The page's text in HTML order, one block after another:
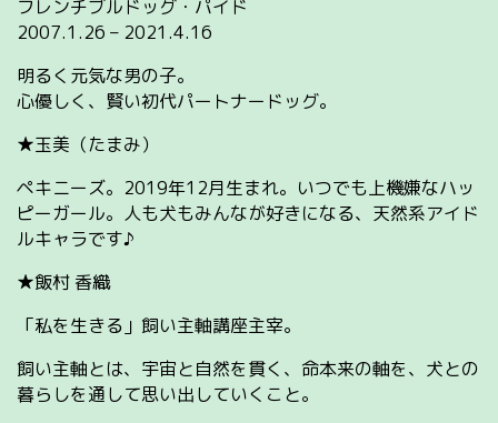
フレンチブルドッグ・パイド
2007.1.26 – 2021.4.16
明るく元気な男の子。
心優しく、賢い初代パートナードッグ。
★玉美（たまみ）
ペキニーズ。2019年12月生まれ。いつでも上機嫌なハッ
ピーガール。人も犬もみんなが好きになる、天然系アイド
ルキャラです♪
★飯村 香織
「私を生きる」飼い主軸講座主宰。
飼い主軸とは、宇宙と自然を貫く、命本来の軸を、犬との
暮らしを通して思い出していくこと。